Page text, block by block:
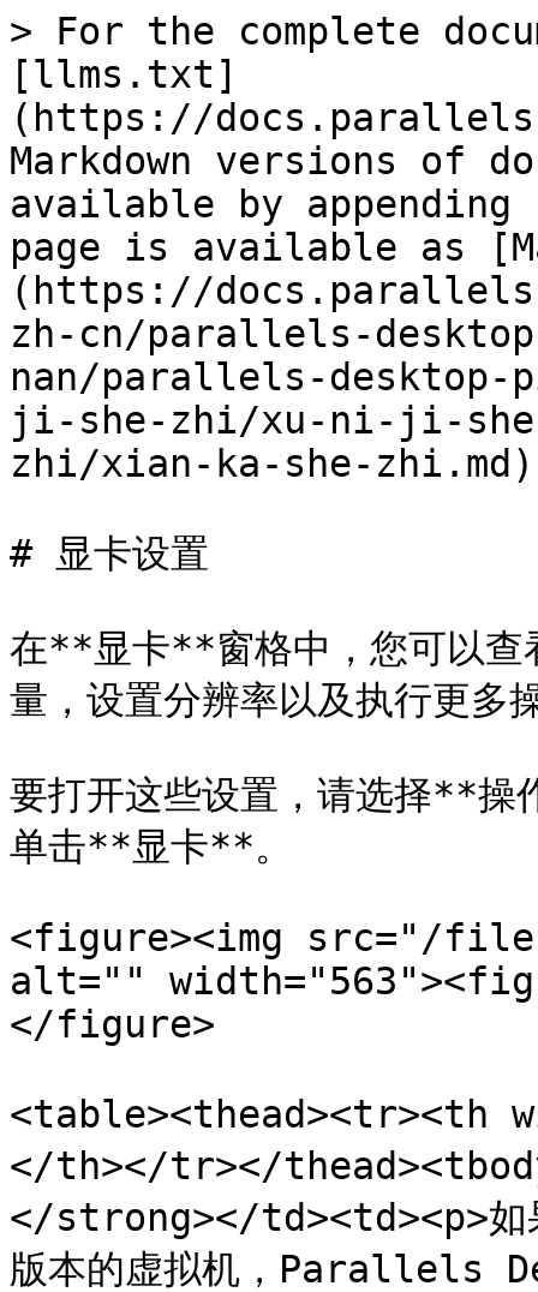
> For the complete
[llms.txt]
(https://
Markdown versions of
available by
page is available as
(https://
zh-cn/parallels-
nan/parallels-desktop-
ji-she-zhi/xu-ni-ji-
zhi/xian-ka-she-
# 显卡设置
在**显卡**窗格中，您可以查
量，设置分辨率以及执行更多
要打开这些设置，请选择
单击**显卡**。
<figure><img src="/files/
alt=""
</figure>
<table><thead><tr><th
</th></tr></
</strong></td><td><p>如
版本的虚拟机，Parallels